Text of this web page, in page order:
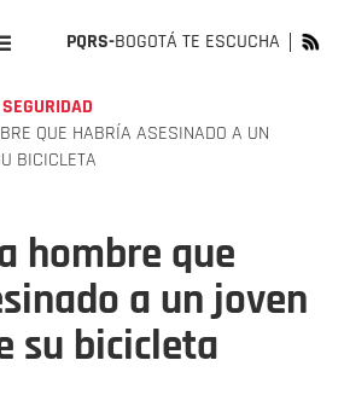
PQRS-BOGOTÁ TE ESCUCHA
SEGURIDAD
QUE HABRÍA ASESINADO A UN
BICICLETA
hombre que
a un joven
su bicicleta